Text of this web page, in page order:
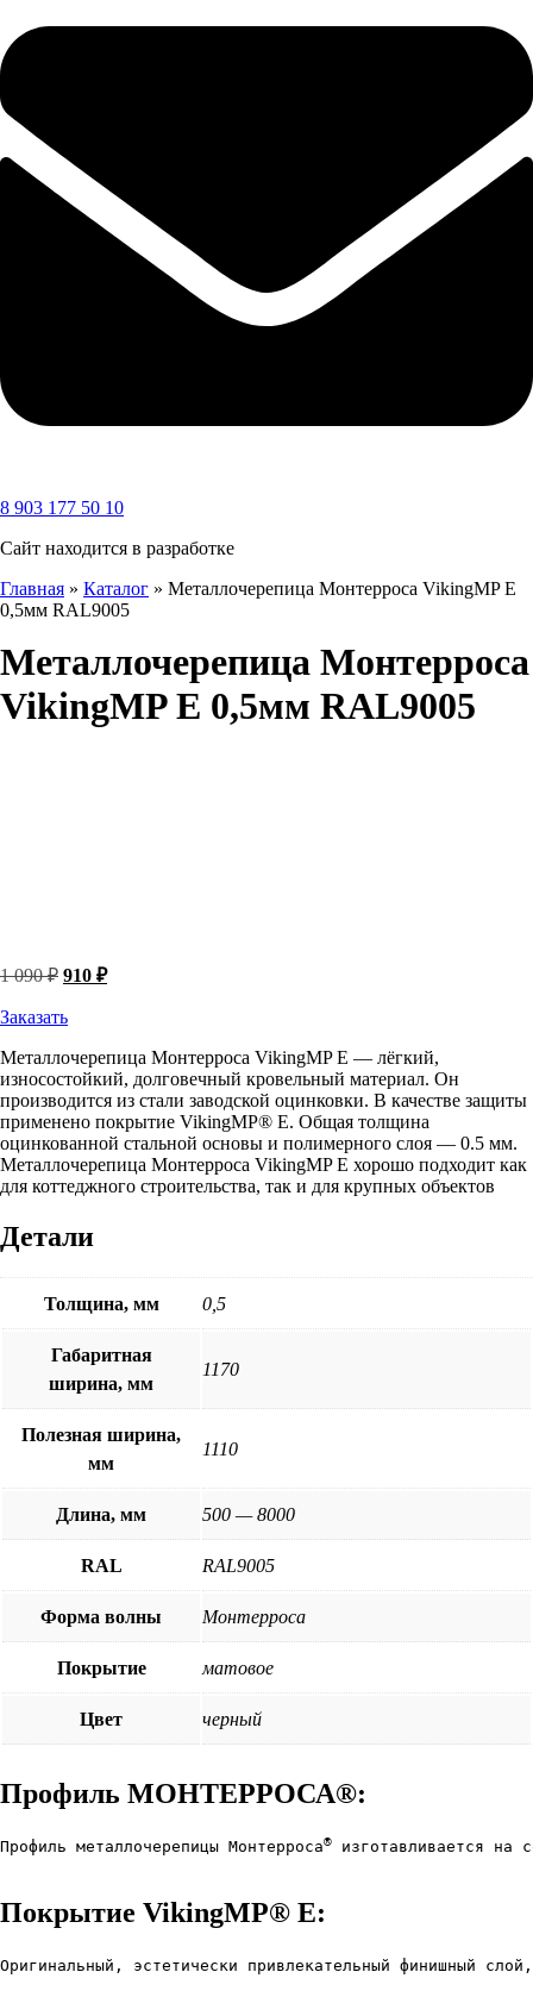
8 903 177 50 10
Сайт находится в разработке
Главная » Каталог » Металлочерепица Монтерроса VikingMP E
0,5мм RAL9005
Металлочерепица Монтерроса
VikingMP E 0,5мм RAL9005
1 090₽ Первоначальная
составляла
090 ₽.
910 ₽Текущая
Заказать
Металлочерепица Монтерроса VikingMP E — лёгкий,
износостойкий, долговечный кровельный материал. Он
производится из стали заводской оцинковки. В качестве защиты
применено покрытие VikingMP® E. Общая толщина
оцинкованной стальной основы и полимерного слоя — 0.5 мм.
Металлочерепица Монтерроса VikingMP E хорошо подходит как
для коттеджного строительства, так и для крупных объектов
Детали
Толщина, мм 0,5
Габаритная
ширина, мм
1170
Полезная ширина,
мм
1110
Длина, мм 500 — 8000
RAL RAL9005
Форма волны Монтерроса
Покрытие матовое
Цвет черный
Профиль МОНТЕРРОСА®:
Профиль металлочерепицы Монтерроса® изготавливается на
Покрытие VikingMP® E:
Оригинальный, эстетически привлекательный финишный